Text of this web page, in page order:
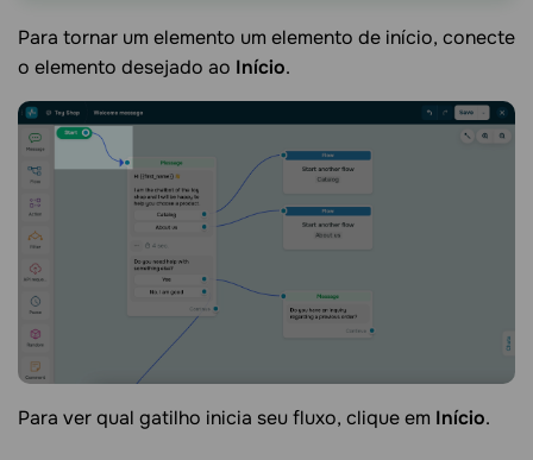
Para tornar um elemento um elemento de início, conecte
o elemento desejado ao Início.
Para ver qual gatilho inicia seu fluxo, clique em Início​​.